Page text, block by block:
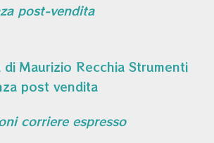
post-vendita
corriere espresso